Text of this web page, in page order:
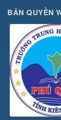
BẢN QUYỀN